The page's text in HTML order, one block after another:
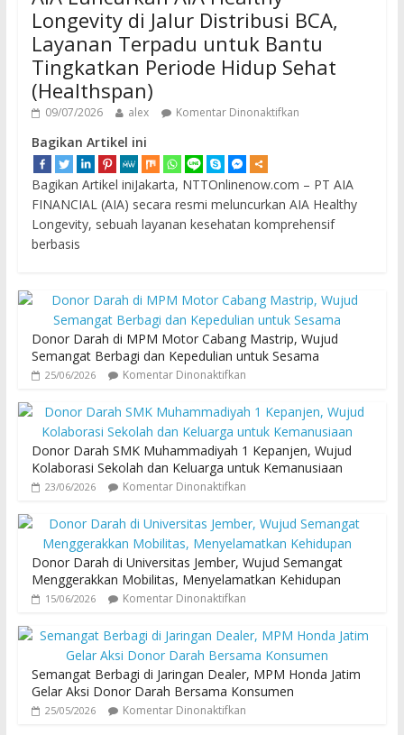
Longevity di Jalur Distribusi BCA,
Layanan Terpadu untuk Bantu
Tingkatkan Periode Hidup Sehat
(Healthspan)
09/07/2026 alex Komentar Dinonaktifkan
Bagikan Artikel ini
Bagikan Artikel iniJakarta, NTTOnlinenow.com – PT AIA
FINANCIAL (AIA) secara resmi meluncurkan AIA Healthy
Longevity, sebuah layanan kesehatan komprehensif
berbasis
Donor Darah di MPM Motor Cabang Mastrip, Wujud
Semangat Berbagi dan Kepedulian untuk Sesama
25/06/2026 Komentar Dinonaktifkan
Donor Darah SMK Muhammadiyah 1 Kepanjen, Wujud
Kolaborasi Sekolah dan Keluarga untuk Kemanusiaan
23/06/2026 Komentar Dinonaktifkan
Donor Darah di Universitas Jember, Wujud Semangat
Menggerakkan Mobilitas, Menyelamatkan Kehidupan
15/06/2026 Komentar Dinonaktifkan
Semangat Berbagi di Jaringan Dealer, MPM Honda Jatim
Gelar Aksi Donor Darah Bersama Konsumen
25/05/2026 Komentar Dinonaktifkan